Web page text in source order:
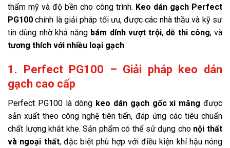
thẩm mỹ và độ bền cho công trình. Keo dán gạch Perfect
PG100 chính là giải pháp tối ưu, được các nhà thầu và kỹ sư
tin dùng nhờ khả năng bám dính vượt trội, dễ thi công, và
tương thích với nhiều loại gạch.
1. Perfect PG100 – Giải pháp keo dán
gạch cao cấp
Perfect PG100 là dòng keo dán gạch gốc xi măng được
sản xuất theo công nghệ tiên tiến, đáp ứng các tiêu chuẩn
chất lượng khắt khe. Sản phẩm có thể sử dụng cho nội thất
và ngoại thất, đặc biệt phù hợp với điều kiện khí hậu nóng